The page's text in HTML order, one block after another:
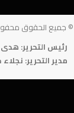
© جميع الحقوق
رئيس التحرير:
مدير التحرير: نجلاء